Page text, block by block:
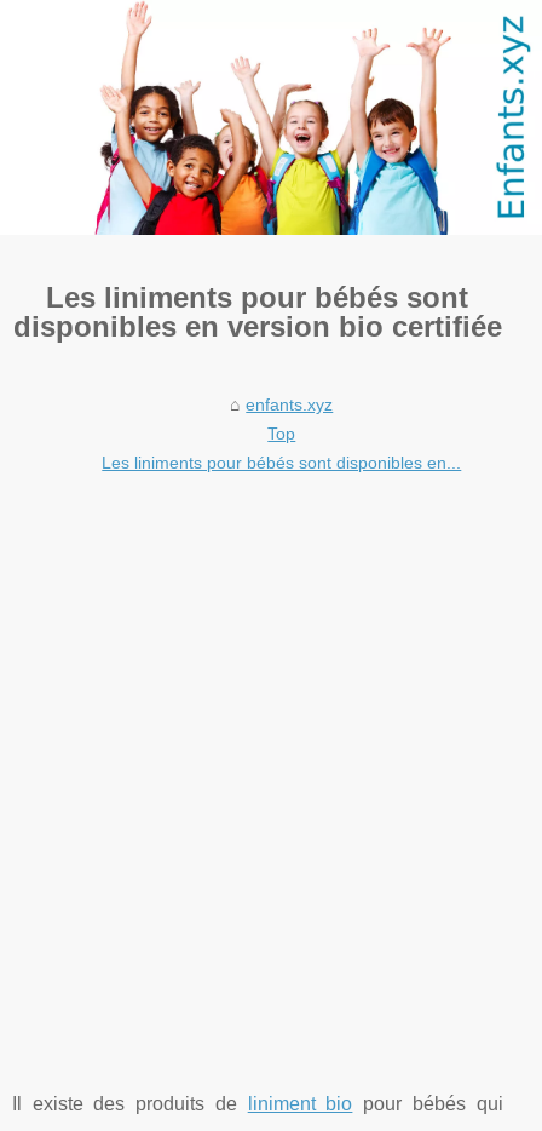
Les liniments pour bébés sont
disponibles en version bio certifiée
enfants.xyz
Top
Les liniments pour bébés sont disponibles en...
Il existe des produits de liniment bio pour bébés qui